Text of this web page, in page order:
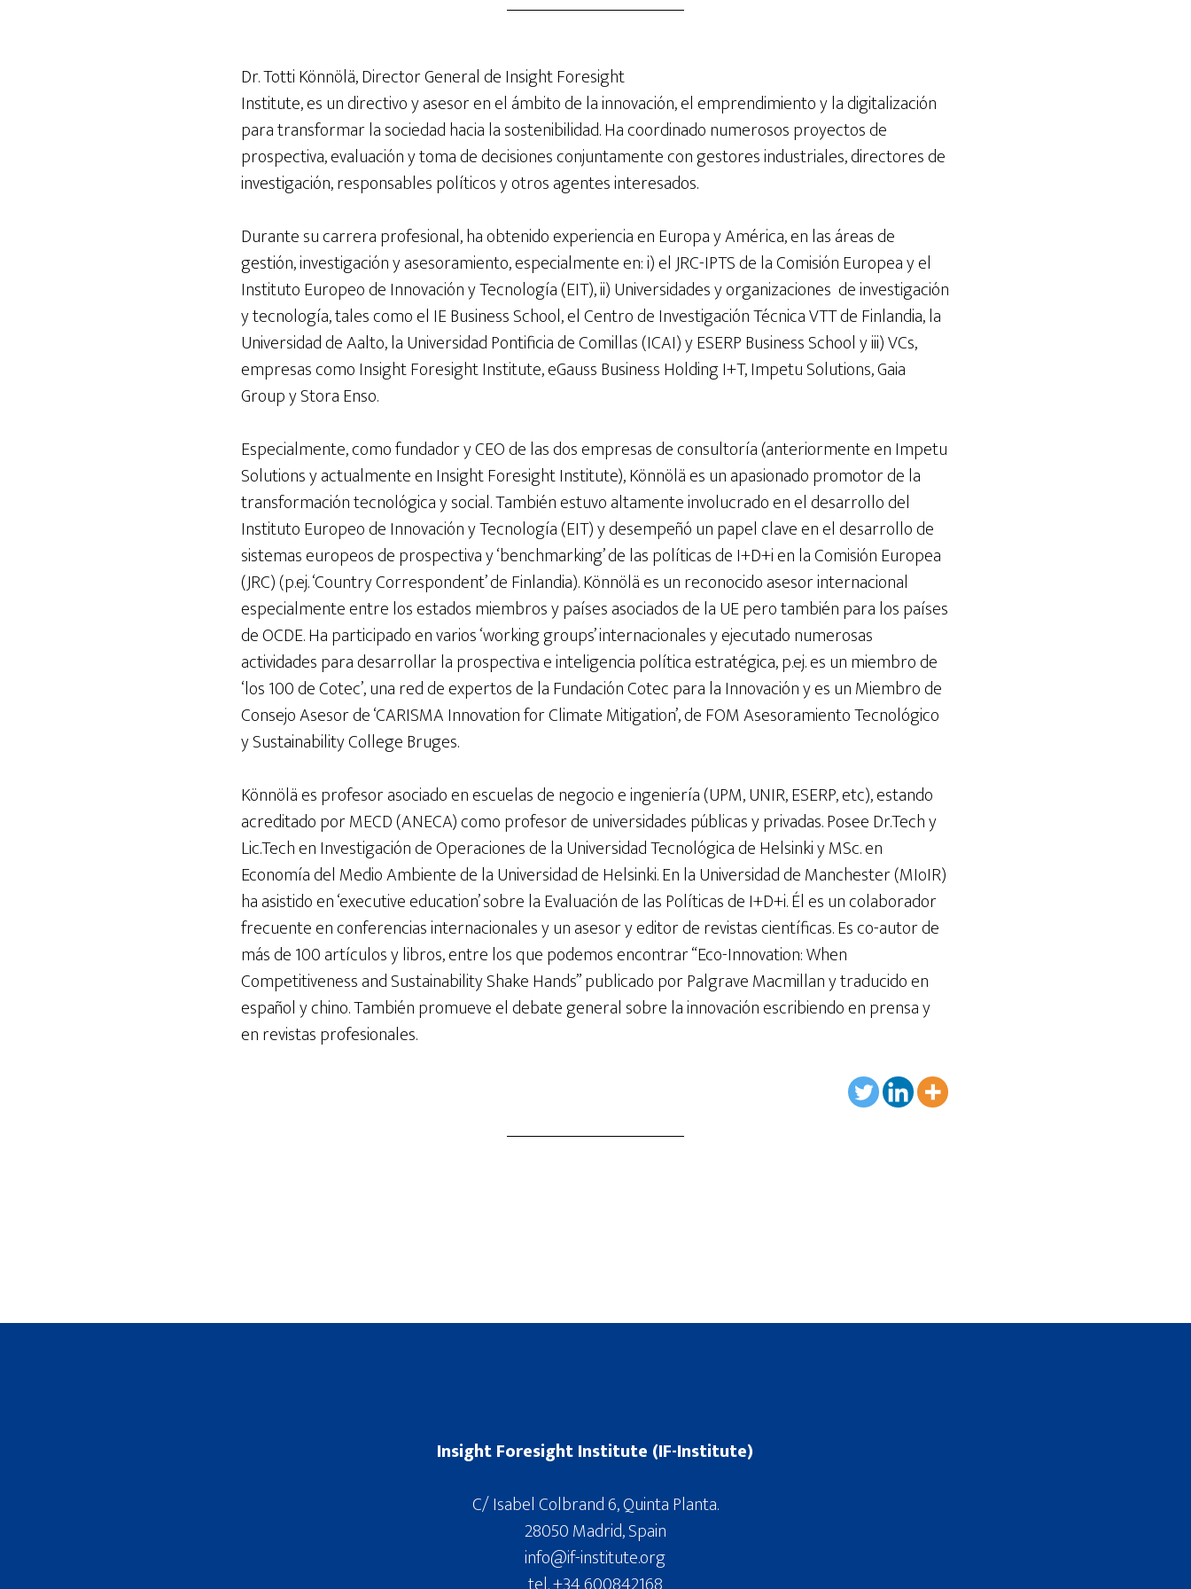
Dr. Totti Könnölä, Director General de Insight Foresight
Institute, es un directivo y asesor en el ámbito de la innovación, el emprendimiento y la digitalización
para transformar la sociedad hacia la sostenibilidad. Ha coordinado numerosos proyectos de
prospectiva, evaluación y toma de decisiones conjuntamente con gestores industriales, directores de
investigación, responsables políticos y otros agentes interesados.
Durante su carrera profesional, ha obtenido experiencia en Europa y América, en las áreas de
gestión, investigación y asesoramiento, especialmente en: i) el JRC-IPTS de la Comisión Europea y el
Instituto Europeo de Innovación y Tecnología (EIT), ii) Universidades y organizaciones de investigación
y tecnología, tales como el IE Business School, el Centro de Investigación Técnica VTT de Finlandia, la
Universidad de Aalto, la Universidad Pontificia de Comillas (ICAI) y ESERP Business School y iii) VCs,
empresas como Insight Foresight Institute, eGauss Business Holding I+T, Impetu Solutions, Gaia
Group y Stora Enso.
Especialmente, como fundador y CEO de las dos empresas de consultoría (anteriormente en Impetu
Solutions y actualmente en Insight Foresight Institute), Könnölä es un apasionado promotor de la
transformación tecnológica y social. También estuvo altamente involucrado en el desarrollo del
Instituto Europeo de Innovación y Tecnología (EIT) y desempeñó un papel clave en el desarrollo de
sistemas europeos de prospectiva y ‘benchmarking’ de las políticas de I+D+i en la Comisión Europea
(JRC) (p.ej. ‘Country Correspondent’ de Finlandia). Könnölä es un reconocido asesor internacional
especialmente entre los estados miembros y países asociados de la UE pero también para los países
de OCDE. Ha participado en varios ‘working groups’ internacionales y ejecutado numerosas
actividades para desarrollar la prospectiva e inteligencia política estratégica, p.ej. es un miembro de
‘los 100 de Cotec’, una red de expertos de la Fundación Cotec para la Innovación y es un Miembro de
Consejo Asesor de ‘CARISMA Innovation for Climate Mitigation’, de FOM Asesoramiento Tecnológico
y Sustainability College Bruges.
Könnölä es profesor asociado en escuelas de negocio e ingeniería (UPM, UNIR, ESERP, etc), estando
acreditado por MECD (ANECA) como profesor de universidades públicas y privadas. Posee Dr.Tech y
Lic.Tech en Investigación de Operaciones de la Universidad Tecnológica de Helsinki y MSc. en
Economía del Medio Ambiente de la Universidad de Helsinki. En la Universidad de Manchester (MIoIR)
ha asistido en ‘executive education’ sobre la Evaluación de las Políticas de I+D+i. Él es un colaborador
frecuente en conferencias internacionales y un asesor y editor de revistas científicas. Es co-autor de
más de 100 artículos y libros, entre los que podemos encontrar “Eco-Innovation: When
Competitiveness and Sustainability Shake Hands” publicado por Palgrave Macmillan y traducido en
español y chino. También promueve el debate general sobre la innovación escribiendo en prensa y
en revistas profesionales.
Insight Foresight Institute (IF-Institute)
C/ Isabel Colbrand 6, Quinta Planta.
28050 Madrid, Spain
info@if-institute.org